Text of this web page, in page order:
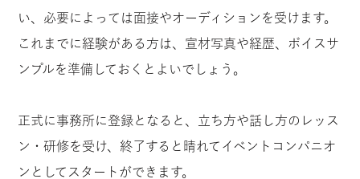
い、必要によっては面接やオーディションを受けます。
これまでに経験がある方は、宣材写真や経歴、ボイスサ
ンプルを準備しておくとよいでしょう。
正式に事務所に登録となると、立ち方や話し方のレッス
ン・研修を受け、終了すると晴れてイベントコンパニオ
ンとしてスタートができます。